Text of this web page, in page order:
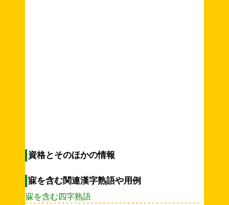
資格とそのほかの情報
寐を含む関連漢字熟語や用例
寐を含む四字熟語